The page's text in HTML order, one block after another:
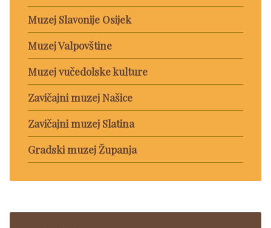
Muzej Slavonije Osijek
Muzej Valpovštine
Muzej vučedolske kulture
Zavičajni muzej Našice
Zavičajni muzej Slatina
Gradski muzej Županja